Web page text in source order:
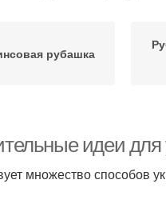
рубашка
идеи
множество способов